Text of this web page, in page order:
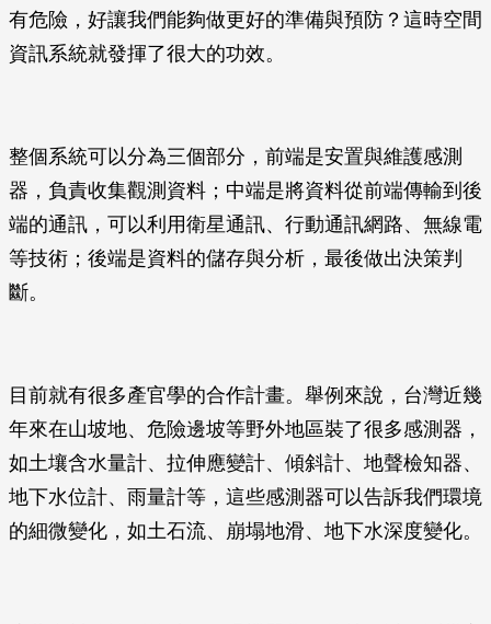
有危險，好讓我們能夠做更好的準備與預防？這時空間
資訊系統就發揮了很大的功效。
整個系統可以分為三個部分，前端是安置與維護感測
器，負責收集觀測資料；中端是將資料從前端傳輸到後
端的通訊，可以利用衛星通訊、行動通訊網路、無線電
等技術；後端是資料的儲存與分析，最後做出決策判
斷。
目前就有很多產官學的合作計畫。舉例來說，台灣近幾
年來在山坡地、危險邊坡等野外地區裝了很多感測器，
如土壤含水量計、拉伸應變計、傾斜計、地聲檢知器、
地下水位計、雨量計等，這些感測器可以告訴我們環境
的細微變化，如土石流、崩塌地滑、地下水深度變化。